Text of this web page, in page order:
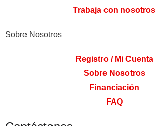
Trabaja con nosotros
Sobre Nosotros
Registro / Mi Cuenta
Sobre Nosotros
Financiación
FAQ